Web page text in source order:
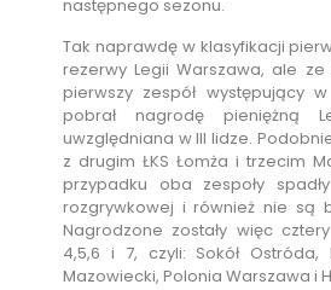
następnego sezonu.
Tak naprawdę w klasyfikacji
rezerwy Legii Warszawa, ale
pierwszy zespół występujący
pobrał nagrodę pieniężną
uwzględniana w III lidze.
z drugim ŁKS Łomża i trzecim
przypadku oba zespoły
rozgrywkowej i również nie są
Nagrodzone zostały więc
4,5,6 i 7, czyli: Sokół Ostróda,
Mazowiecki, Polonia Warszawa i